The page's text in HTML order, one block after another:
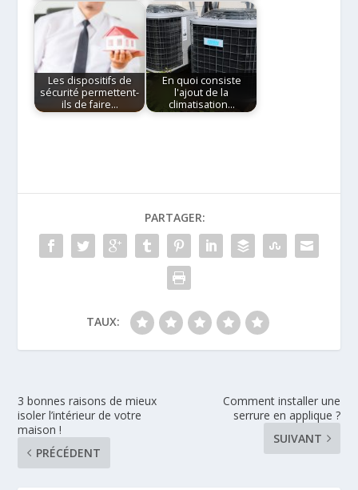
Les dispositifs de
sécurité permettent-
ils de faire…
En quoi consiste
l'ajout de la
climatisation…
PARTAGER:
TAUX:
3 bonnes raisons de mieux
isoler l’intérieur de votre
maison !
PRÉCÉDENT
Comment installer une
serrure en applique ?
SUIVANT